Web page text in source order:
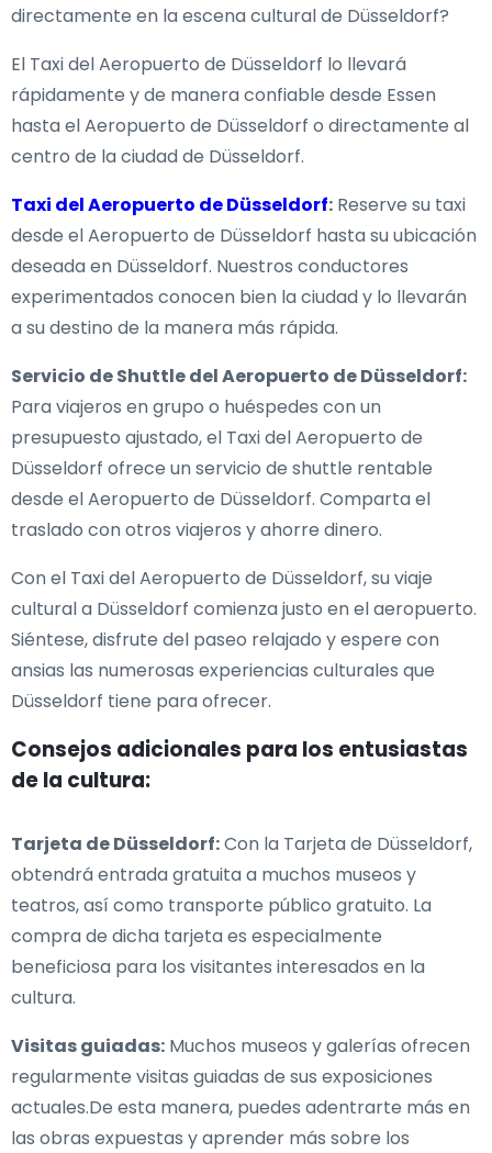
directamente en la escena cultural de Düsseldorf?
El Taxi del Aeropuerto de Düsseldorf lo llevará
rápidamente y de manera confiable desde Essen
hasta el Aeropuerto de Düsseldorf o directamente al
centro de la ciudad de Düsseldorf.
Taxi del Aeropuerto de Düsseldorf: Reserve su taxi
desde el Aeropuerto de Düsseldorf hasta su ubicación
deseada en Düsseldorf. Nuestros conductores
experimentados conocen bien la ciudad y lo llevarán
a su destino de la manera más rápida.
Servicio de Shuttle del Aeropuerto de Düsseldorf:
Para viajeros en grupo o huéspedes con un
presupuesto ajustado, el Taxi del Aeropuerto de
Düsseldorf ofrece un servicio de shuttle rentable
desde el Aeropuerto de Düsseldorf. Comparta el
traslado con otros viajeros y ahorre dinero.
Con el Taxi del Aeropuerto de Düsseldorf, su viaje
cultural a Düsseldorf comienza justo en el aeropuerto.
Siéntese, disfrute del paseo relajado y espere con
ansias las numerosas experiencias culturales que
Düsseldorf tiene para ofrecer.
Consejos adicionales para los entusiastas
de la cultura:
Tarjeta de Düsseldorf:Con la Tarjeta de Düsseldorf,
obtendrá entrada gratuita a muchos museos y
teatros, así como transporte público gratuito. La
compra de dicha tarjeta es especialmente
beneficiosa para los visitantes interesados en la
cultura.
Visitas guiadas: Muchos museos y galerías ofrecen
regularmente visitas guiadas de sus exposiciones
actuales.De esta manera, puedes adentrarte más en
las obras expuestas y aprender más sobre los